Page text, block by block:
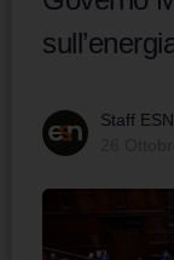
Staff ESN